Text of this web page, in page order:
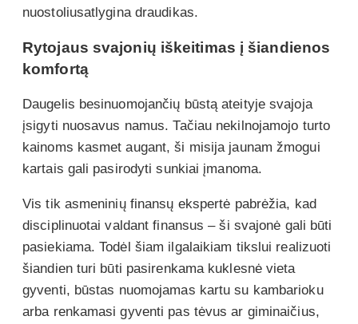
nuostoliusatlygina draudikas.
Rytojaus svajonių iškeitimas į šiandienos
komfortą
Daugelis besinuomojančių būstą ateityje svajoja
įsigyti nuosavus namus. Tačiau nekilnojamojo turto
kainoms kasmet augant, ši misija jaunam žmogui
kartais gali pasirodyti sunkiai įmanoma.
Vis tik asmeninių finansų ekspertė pabrėžia, kad
disciplinuotai valdant finansus – ši svajonė gali būti
pasiekiama. Todėl šiam ilgalaikiam tikslui realizuoti
šiandien turi būti pasirenkama kuklesnė vieta
gyventi, būstas nuomojamas kartu su kambarioku
arba renkamasi gyventi pas tėvus ar giminaičius,